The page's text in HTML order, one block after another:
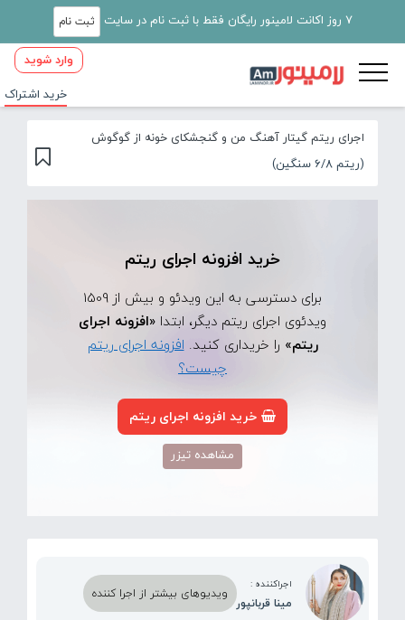
7 روز اکانت لامینور رایگان فقط با ثبت نام در سایت ثبت نام
وارد شوید
خرید اشتراک
اجرای ریتم گیتار آهنگ من و گنجشکای خونه از گوگوش
(ریتم 6/8 سنگین)
خرید افزونه اجرای ریتم
برای دسترسی به این ویدئو و بیش از 1509
ویدئوی اجرای ریتم دیگر، ابتدا «افزونه اجرای
ریتم» را خریداری کنید.افزونه اجرای ریتم
چیست؟
خرید افزونه اجرای ریتم
مشاهده تیزر
اجراکننده :
مینا قربانپور
ویدیوهای بیشتر از اجرا کننده